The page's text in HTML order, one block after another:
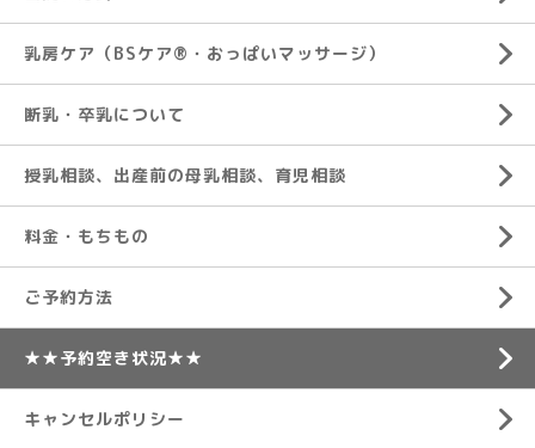
乳房ケア（BSケア®︎・おっぱいマッサージ）
断乳・卒乳について
授乳相談、出産前の母乳相談、育児相談
料金・もちもの
ご予約方法
★★予約空き状況★★
キャンセルポリシー